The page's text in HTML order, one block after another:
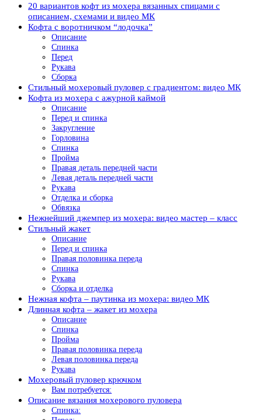
20 вариантов кофт из мохера вязанных спицами с
описанием, схемами и видео МК
Кофта с воротничком “лодочка”
Описание
Спинка
Перед
Рукава
Сборка
Стильный мохеровый пуловер с градиентом: видео МК
Кофта из мохера с ажурной каймой
Описание
Перед и спинка
Закругление
Горловина
Спинка
Пройма
Правая деталь передней части
Левая деталь передней части
Рукава
Отделка и сборка
Обвязка
Нежнейший джемпер из мохера: видео мастер – класс
Стильный жакет
Описание
Перед и спинка
Правая половинка переда
Спинка
Рукава
Сборка и отделка
Нежная кофта – паутинка из мохера: видео МК
Длинная кофта – жакет из мохера
Описание
Cпинка
Пройма
Правая половинка переда
Левая половинка переда
Рукава
Мохеровый пуловер крючком
Вам потребуется:
Описание вязания мохерового пуловера
Спинка: